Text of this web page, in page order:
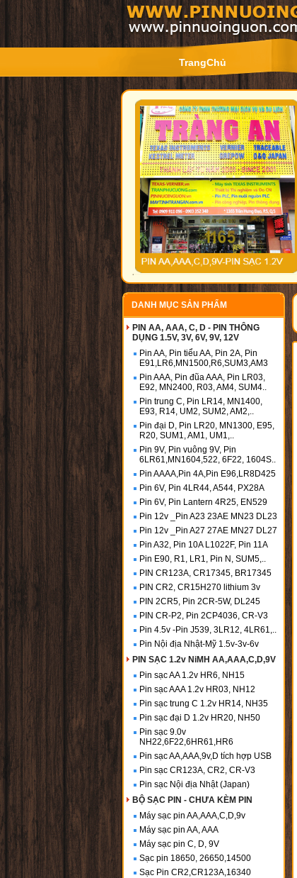
TrangChủ
DANH MỤC SẢN PHẨM
PIN AA, AAA, C, D - PIN THÔNG
DỤNG 1.5V, 3V, 6V, 9V, 12V
Pin AA, Pin tiểu AA, Pin 2A, Pin
E91,LR6,MN1500,R6,SUM3,AM3
Pin AAA, Pin đũa AAA, Pin LR03,
E92, MN2400, R03, AM4, SUM4..
Pin trung C, Pin LR14, MN1400,
E93, R14, UM2, SUM2, AM2,..
Pin đại D, Pin LR20, MN1300, E95,
R20, SUM1, AM1, UM1,..
Pin 9V, Pin vuông 9V, Pin
6LR61,MN1604,522, 6F22, 1604S..
Pin AAAA,Pin 4A,Pin E96,LR8D425
Pin 6V, Pin 4LR44, A544, PX28A
Pin 6V, Pin Lantern 4R25, EN529
Pin 12v _Pin A23 23AE MN23 DL23
Pin 12v _Pin A27 27AE MN27 DL27
Pin A32, Pin 10A L1022F, Pin 11A
Pin E90, R1, LR1, Pin N, SUM5,..
PIN CR123A, CR17345, BR17345
PIN CR2, CR15H270 lithium 3v
PIN 2CR5, Pin 2CR-5W, DL245
PIN CR-P2, Pin 2CP4036, CR-V3
Pin 4.5v -Pin J539, 3LR12, 4LR61,..
Pin Nội địa Nhật-Mỹ 1.5v-3v-6v
PIN SẠC 1.2v NiMH AA,AAA,C,D,9V
Pin sạc AA 1.2v HR6, NH15
Pin sạc AAA 1.2v HR03, NH12
Pin sạc trung C 1.2v HR14, NH35
Pin sạc đại D 1.2v HR20, NH50
Pin sạc 9.0v
NH22,6F22,6HR61,HR6
Pin sạc AA,AAA,9v,D tích hợp USB
Pin sạc CR123A, CR2, CR-V3
Pin sạc Nội địa Nhật (Japan)
BỘ SẠC PIN - CHƯA KÈM PIN
Máy sạc pin AA,AAA,C,D,9v
Máy sạc pin AA, AAA
Máy sạc pin C, D, 9V
Sạc pin 18650, 26650,14500
Sạc Pin CR2,CR123A,16340